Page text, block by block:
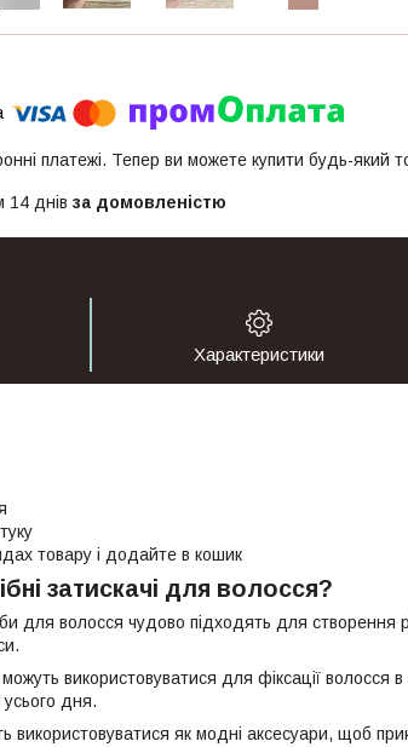
платежі. Тепер ви можете купити будь-який
14 днів за домовленістю
Характеристики
товару і додайте в кошик
затискачі для волосся?
для волосся чудово підходять для створення
використовуватися для фіксації волосся
усього дня.
використовуватися як модні аксесуари, щоб